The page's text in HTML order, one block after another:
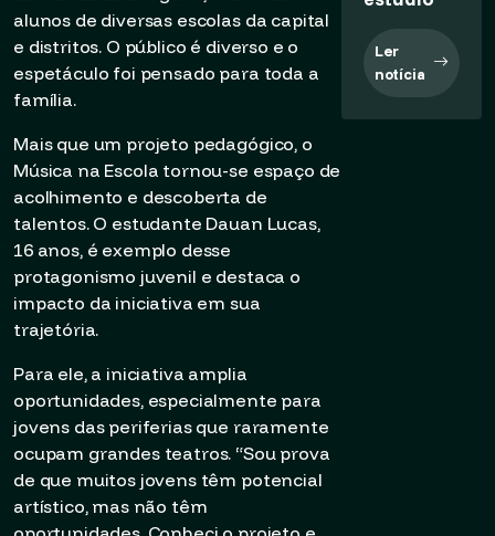
alunos de diversas escolas da capital
e distritos. O público é diverso e o
espetáculo foi pensado para toda a
família.
Mais que um projeto pedagógico, o
Música na Escola tornou-se espaço de
acolhimento e descoberta de
talentos. O estudante Dauan Lucas,
16 anos, é exemplo desse
protagonismo juvenil e destaca o
impacto da iniciativa em sua
trajetória.
Para ele, a iniciativa amplia
oportunidades, especialmente para
jovens das periferias que raramente
ocupam grandes teatros. “Sou prova
de que muitos jovens têm potencial
artístico, mas não têm
Ler
notícia